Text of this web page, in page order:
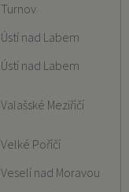
Turnov
Ústí nad Labem
Ústí nad Labem
Valašské Meziříčí
Velké Poříčí
Veselí nad Moravou